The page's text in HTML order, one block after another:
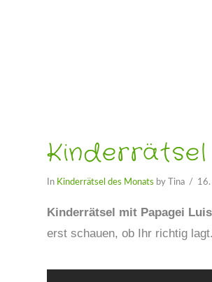
Kinderrätsel
In Kinderrätsel des Monats by Tina
Kinderrätsel mit Papagei
erst schauen, ob Ihr richtig